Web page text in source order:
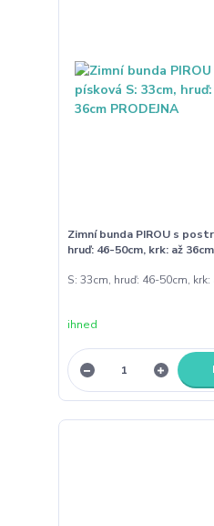
Zimní bunda PIROU s
hruď: 46-50cm, krk: až
S: 33cm, hruď: 46-50cm, krk:
ihned